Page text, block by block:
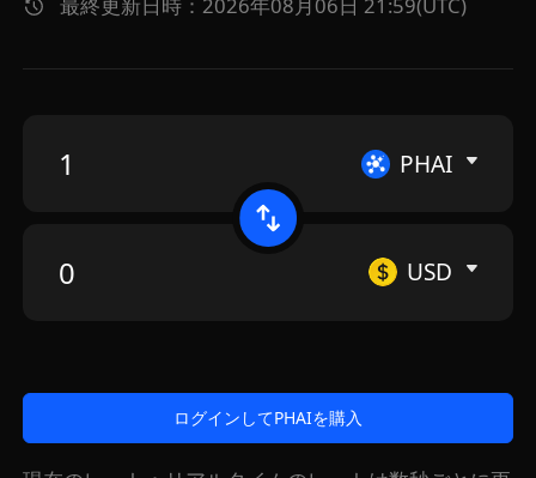
最終更新日時：2026年08月06日 21:59(UTC)
PHAI
USD
ログインしてPHAIを購入